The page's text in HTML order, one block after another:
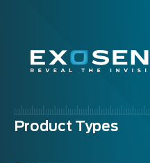
Menu
Product Types